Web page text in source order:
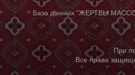
База данных "ЖЕРТВЫ
При
Все права